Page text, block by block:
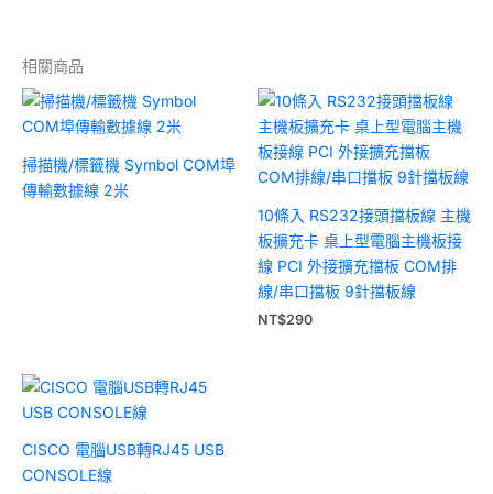
相關商品
掃描機/標籤機 Symbol COM埠
傳輸數據線 2米
10條入 RS232接頭擋板線 主機
板擴充卡 桌上型電腦主機板接
線 PCI 外接擴充擋板 COM排
線/串口擋板 9針擋板線
NT$290
CISCO 電腦USB轉RJ45 USB
CONSOLE線
價
格
範
NT$369